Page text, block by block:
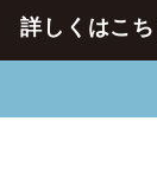
詳しくはこち